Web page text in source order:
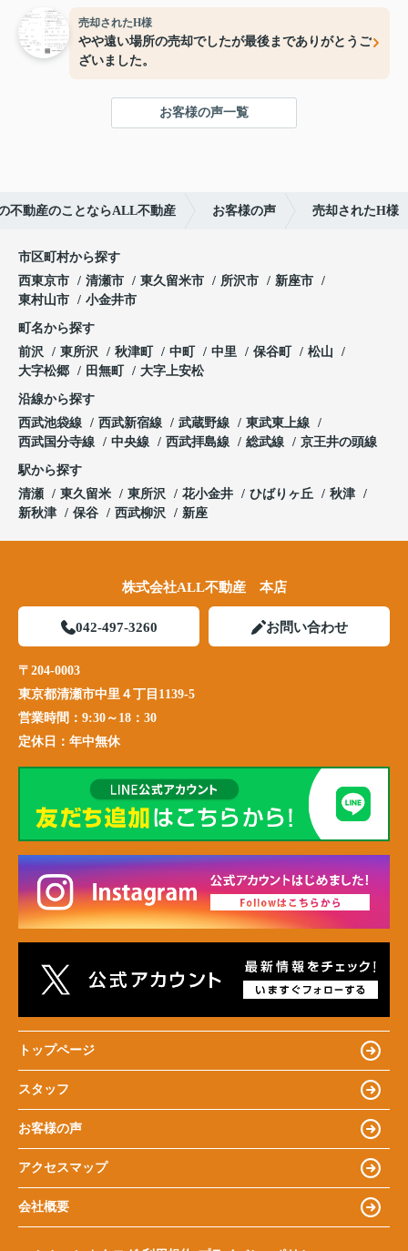
売却されたH様
やや遠い場所の売却でしたが最後までありがとうご
ざいました。
お客様の声一覧
不動産のことならALL不動産 お客様の声 売却されたH様
市区町村から探す
西東京市
清瀬市 東久留米市 所沢市
新座市
東村山市
小金井市
町名から探す
前沢
東所沢 秋津町 中町 中里 保谷町
松山
大字松郷
田無町 大字上安松
沿線から探す
西武池袋線
西武新宿線 武蔵野線
東武東上線
西武国分寺線
中央線 西武拝島線 総武線 京王井の頭線
駅から探す
清瀬
東久留米 東所沢 花小金井 ひばりヶ丘
秋津
新秋津
保谷 西武柳沢 新座
株式会社ALL不動産 本店
042-497-3260 お問い合わせ
〒204-0003
東京都清瀬市中里４丁目1139-5
営業時間： 9:30～18：30
定休日： 年中無休
トップページ
スタッフ
お客様の声
アクセスマップ
会社概要